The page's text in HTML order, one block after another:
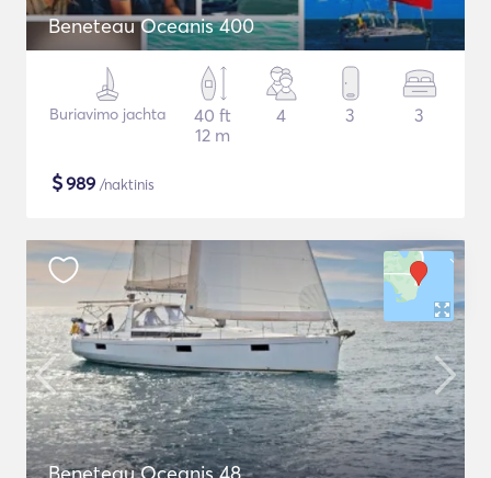
Beneteau Oceanis 400
Buriavimo jachta
40 ft
12 m
4 3 3
$989 /naktinis